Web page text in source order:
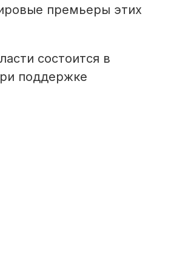
премьеры этих
состоится в
поддержке